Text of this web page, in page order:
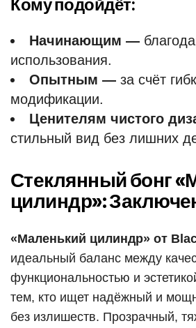
Кому подойдёт:
Начинающим —
использования.
Опытным — за счёт
модификации.
Ценителям чистого
стильный вид без лишних
Стеклянный бонг
цилиндр»:
«Маленький цилиндр» от
идеальный баланс между
функциональностью и
тем, кто ищет надёжный и
без излишеств. Прозрачный,